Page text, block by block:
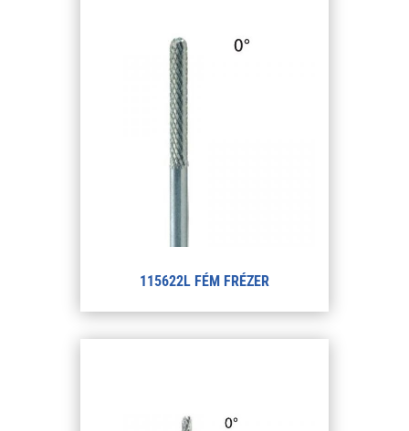
115622L FÉM FRÉZER